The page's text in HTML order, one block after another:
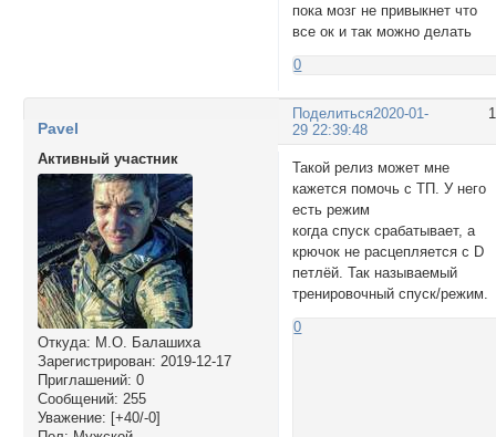
пока мозг не привыкнет что
все ок и так можно делать
0
Поделиться2020-01-
29 22:39:48
Pavel
Активный участник
Откуда: М.О. Балашиха
Зарегистрирован: 2019-12-17
Приглашений: 0
Сообщений: 255
Уважение: [+40/-0]
Такой релиз может мне
кажется помочь с ТП. У него
есть режим
когда спуск срабатывает, а
крючок не расцепляется с D
петлёй. Так называемый
тренировочный спуск/режим.
0